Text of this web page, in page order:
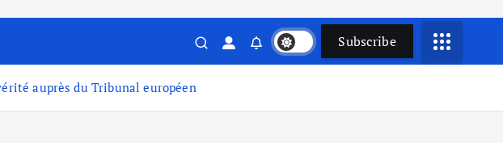
Subscribe
auprès du Tribunal européen